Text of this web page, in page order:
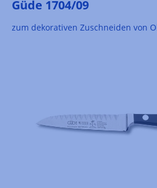
Güde 1704/09
zum dekorativen Zuschneiden von